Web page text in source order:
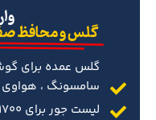
گلس و محافظ
گلس عمده برای
سامسونگ ، هواوی
لیست جور برای 1700مدل حتی مدل های جدید